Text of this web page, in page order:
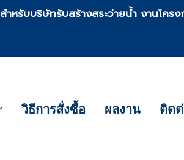
สำหรับบริษัทรับสร้างสระว่ายน้ำ งานโครง
วิธีการสั่งซื้อ ผลงาน ติดต่